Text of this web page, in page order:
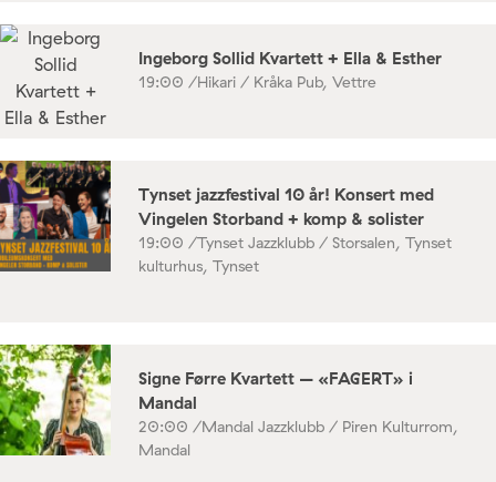
Ingeborg Sollid Kvartett + Ella & Esther
19:00 /Hikari / Kråka Pub, Vettre
Tynset jazzfestival 10 år! Konsert med
Vingelen Storband + komp & solister
19:00 /Tynset Jazzklubb / Storsalen, Tynset
kulturhus, Tynset
Signe Førre Kvartett – «FAGERT» i
Mandal
20:00 /Mandal Jazzklubb / Piren Kulturrom,
Mandal